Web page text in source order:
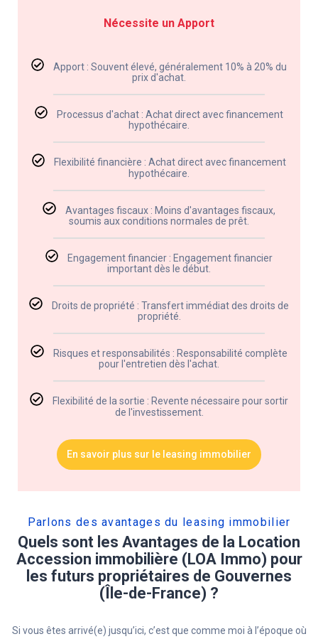
Nécessite un Apport
Apport : Souvent élevé, généralement 10% à 20% du
prix d'achat.
Processus d'achat : Achat direct avec financement
hypothécaire.
Flexibilité financière : Achat direct avec financement
hypothécaire.
Avantages fiscaux : Moins d'avantages fiscaux,
soumis aux conditions normales de prêt.
Engagement financier : Engagement financier
important dès le début.
Droits de propriété : Transfert immédiat des droits de
propriété.
Risques et responsabilités : Responsabilité complète
pour l'entretien dès l'achat.
Flexibilité de la sortie : Revente nécessaire pour sortir
de l'investissement.
En savoir plus sur le leasing immobilier
Parlons des avantages du leasing immobilier​
Quels sont les Avantages de la Location
Accession immobilière (LOA Immo) pour
les futurs propriétaires de Gouvernes
(Île-de-France) ?
Si vous êtes arrivé(e) jusqu’ici, c’est que comme moi à l’époque où